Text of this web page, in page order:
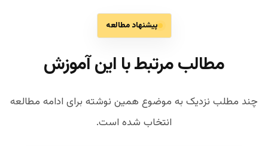
پیشنهاد مطالعه
مطالب مرتبط با این آموزش
چند مطلب نزدیک به موضوع همین نوشته برای ادامه مطالعه
انتخاب شده است.